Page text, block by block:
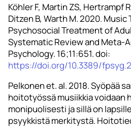
Köhler F, Martin ZS, Hertrampf
Ditzen B, Warth M. 2020.
Psychosocial Treatment of
Systematic Review and Meta-
Psychology. 16;11:651. doi:
https://doi.org/10.3389/
Pelkonen et. al. 2018. Syöpää
hoitotyössä musiikkia voidaan
monipuolisesti ja sillä on
psyykkistä merkitystä.